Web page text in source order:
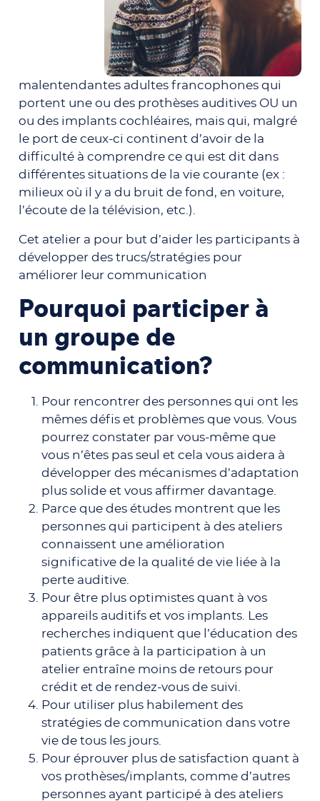
malentendantes adultes francophones qui
portent une ou des prothèses auditives OU un
ou des implants cochléaires, mais qui, malgré
le port de ceux-ci continent d’avoir de la
difficulté à comprendre ce qui est dit dans
différentes situations de la vie courante (ex :
milieux où il y a du bruit de fond, en voiture,
l’écoute de la télévision, etc.).
Cet atelier a pour but d’aider les participants à
développer des trucs/stratégies pour
améliorer leur communication
Pourquoi participer à
un groupe de
communication?
Pour rencontrer des personnes qui ont les
mêmes défis et problèmes que vous. Vous
pourrez constater par vous-même que
vous n’êtes pas seul et cela vous aidera à
développer des mécanismes d’adaptation
plus solide et vous affirmer davantage.
Parce que des études montrent que les
personnes qui participent à des ateliers
connaissent une amélioration
significative de la qualité de vie liée à la
perte auditive.
Pour être plus optimistes quant à vos
appareils auditifs et vos implants. Les
recherches indiquent que l’éducation des
patients grâce à la participation à un
atelier entraîne moins de retours pour
crédit et de rendez-vous de suivi.
Pour utiliser plus habilement des
stratégies de communication dans votre
vie de tous les jours.
Pour éprouver plus de satisfaction quant à
vos prothèses/implants, comme d’autres
personnes ayant participé à des ateliers